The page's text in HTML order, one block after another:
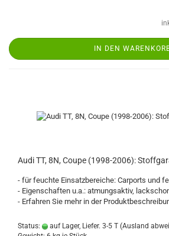
IN DEN
Audi TT, 8N, Coupe (1998-2006):
- für feuchte Einsatzbereiche: Carports und
- Eigenschaften u.a.: atmungsaktiv,
- Erfahren Sie mehr in der
Status: auf Lager, Liefer. 3-5 T (Ausland